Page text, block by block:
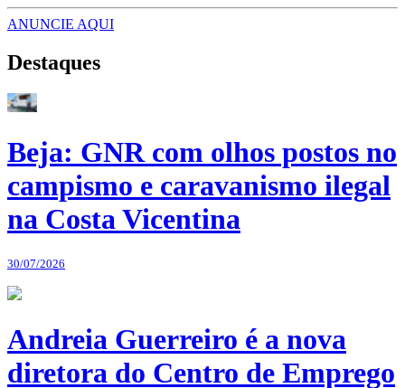
ANUNCIE AQUI
Destaques
Beja: GNR com olhos postos no
campismo e caravanismo ilegal
na Costa Vicentina
30/07/2026
Andreia Guerreiro é a nova
diretora do Centro de Emprego